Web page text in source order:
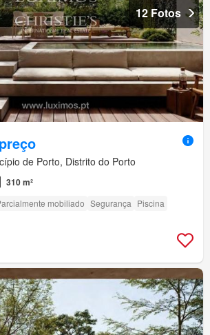
12 Fotos
de Porto, Distrito do Porto
310 m²
mobiliado Segurança Piscina